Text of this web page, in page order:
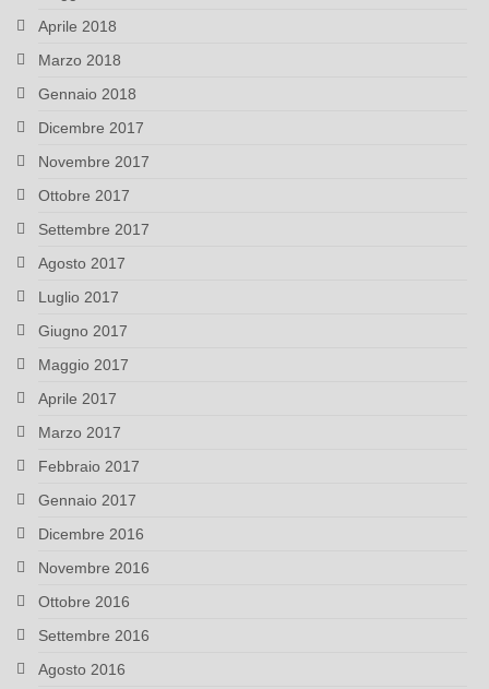
Aprile 2018
Marzo 2018
Gennaio 2018
Dicembre 2017
Novembre 2017
Ottobre 2017
Settembre 2017
Agosto 2017
Luglio 2017
Giugno 2017
Maggio 2017
Aprile 2017
Marzo 2017
Febbraio 2017
Gennaio 2017
Dicembre 2016
Novembre 2016
Ottobre 2016
Settembre 2016
Agosto 2016